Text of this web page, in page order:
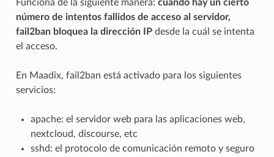
Funciona de la siguiente manera: cuando hay un cierto
número de intentos fallidos de acceso al servidor,
fail2ban bloquea la dirección IPdesde la cuál se intenta
el acceso.
En Maadix, fail2ban está activado para los siguientes
servicios:
apache: el servidor web para las aplicaciones web,
nextcloud, discourse, etc
sshd: el protocolo de comunicación remoto y seguro